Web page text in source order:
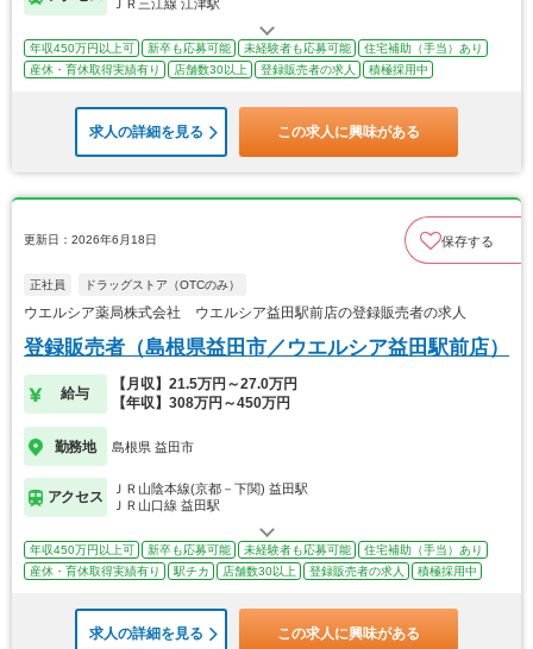
ＪＲ三江線 江津駅
年収450万円以上可 新卒も応募可能 未経験者も応募可能
住宅補助（手当）あり
産休・育休取得実績有り
店舗数30以上 登録販売者の求人 積極採用中
求人の詳細を見る この求人に興味がある
更新日：2026年6月18日 保存する
正社員 ドラッグストア（OTCのみ）
ウエルシア薬局株式会社 ウエルシア益田駅前店の登録販売者の求人
登録販売者（島根県益田市／ウエルシア益田駅前店）
給与
【月収】21.5万円～27.0万円
【年収】308万円～450万円
勤務地 島根県 益田市
アクセス
ＪＲ山陰本線(京都－下関) 益田駅
ＪＲ山口線 益田駅
年収450万円以上可 新卒も応募可能 未経験者も応募可能
住宅補助（手当）あり
産休・育休取得実績有り
駅チカ 店舗数30以上 登録販売者の求人 積極採用中
求人の詳細を見る この求人に興味がある